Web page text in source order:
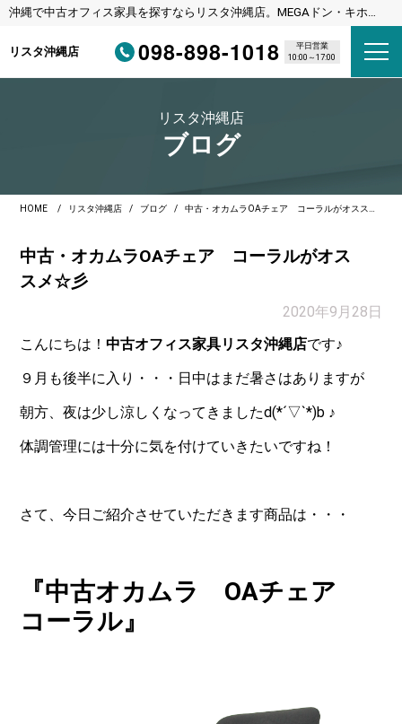
沖縄で中古オフィス家具を探すならリスタ沖縄店。MEGAドン・キホー
リスタ沖縄店
098-898-1018
平日営業
10:00～17:00
リスタ沖縄店
ブログ
HOME リスタ沖縄店 ブログ 中古・オカムラOAチェア コーラルがオススメ☆彡
中古・オカムラOAチェア コーラルがオス
スメ☆彡
2020年9月28日
こんにちは！中古オフィス家具リスタ沖縄店です♪
９月も後半に入り・・・日中はまだ暑さはありますが
朝方、夜は少し涼しくなってきましたd(*´▽`*)b ♪
体調管理には十分に気を付けていきたいですね！
さて、今日ご紹介させていただきます商品は・・・
『中古オカムラ OAチェア
コーラル』